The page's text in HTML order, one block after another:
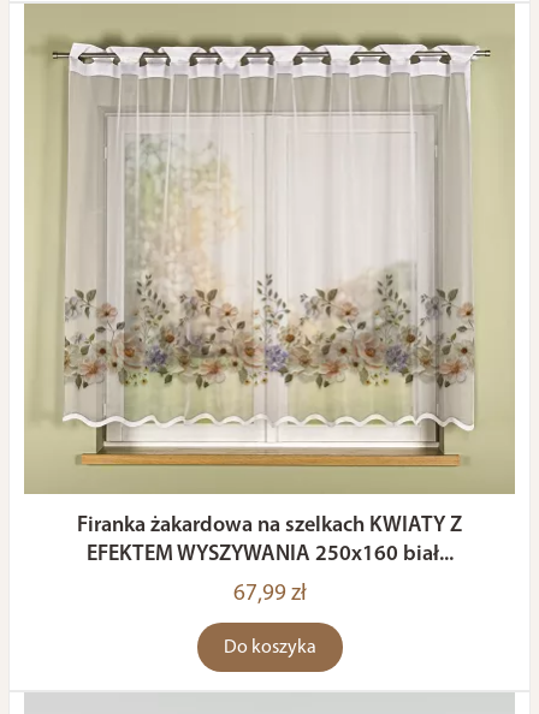
Firanka żakardowa na szelkach KWIATY Z
EFEKTEM WYSZYWANIA 250x160 biał...
67,99 zł
Do koszyka